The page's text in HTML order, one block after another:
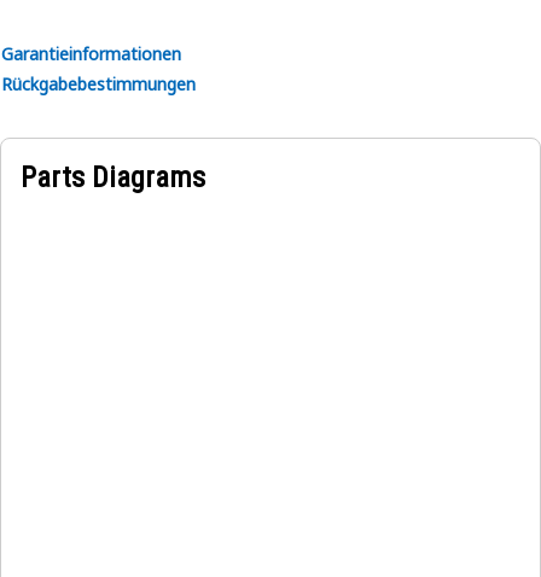
Garantieinformationen
Rückgabebestimmungen
Parts Diagrams